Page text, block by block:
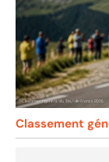
Classement